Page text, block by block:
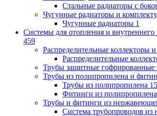
Стальные радиаторы с
Чугунные радиаторы и
Чугунные радиаторы 1
Системы для отопления и
459
Распределительные коллекторы
Распределительные
Трубы защитные гофрированные
Трубы из полипропилена и
Трубы из полипропилена 15
Фитинги из полипропилена
Трубы и фитинги из
Система трубопроводов